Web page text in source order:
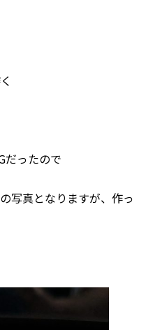
だったので
写真となりますが、作っ